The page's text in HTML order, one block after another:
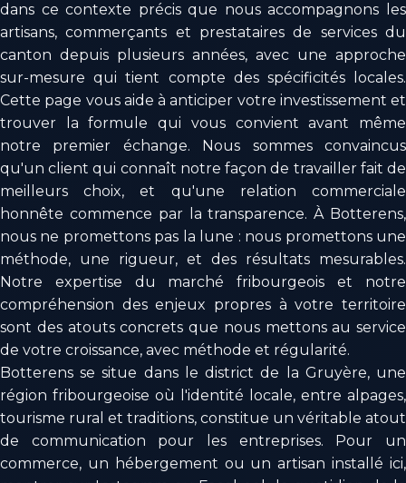
dans ce contexte précis que nous accompagnons les
artisans, commerçants et prestataires de services du
canton depuis plusieurs années, avec une approche
sur-mesure qui tient compte des spécificités locales.
Cette page vous aide à anticiper votre investissement et
trouver la formule qui vous convient avant même
notre premier échange. Nous sommes convaincus
qu'un client qui connaît notre façon de travailler fait de
meilleurs choix, et qu'une relation commerciale
honnête commence par la transparence. À Botterens,
nous ne promettons pas la lune : nous promettons une
méthode, une rigueur, et des résultats mesurables.
Notre expertise du marché fribourgeois et notre
compréhension des enjeux propres à votre territoire
sont des atouts concrets que nous mettons au service
de votre croissance, avec méthode et régularité.
Botterens se situe dans le district de la Gruyère, une
région fribourgeoise où l'identité locale, entre alpages,
tourisme rural et traditions, constitue un véritable atout
de communication pour les entreprises. Pour un
commerce, un hébergement ou un artisan installé ici,